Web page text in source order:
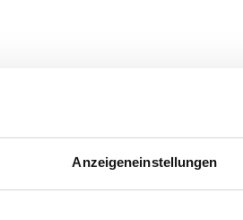
Anzeigeneinstellungen